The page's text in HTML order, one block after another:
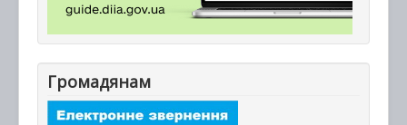
Громадянам